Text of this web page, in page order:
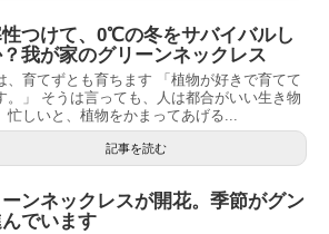
つけて、0℃の冬をサバイバルし
我が家のグリーンネックレス
、育てずとも育ちます 「植物が好きで育てて
。」 そうは言っても、人は都合がいい生き物
忙しいと、植物をかまってあげる...
記事を読む
ンネックレスが開花。季節がグン
んでいます